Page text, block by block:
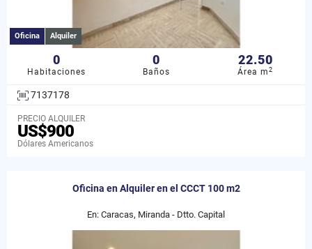
Oficina Alquiler
0
Habitaciones
0
Baños
22.50
Área m2
7137178
PRECIO ALQUILER
US$900
Dólares Americanos
Oficina en Alquiler en el CCCT 100 m2
En: Caracas, Miranda - Dtto. Capital